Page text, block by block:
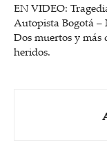
EN VIDEO:
Autopista Bogotá –
Dos muertos y más
heridos.